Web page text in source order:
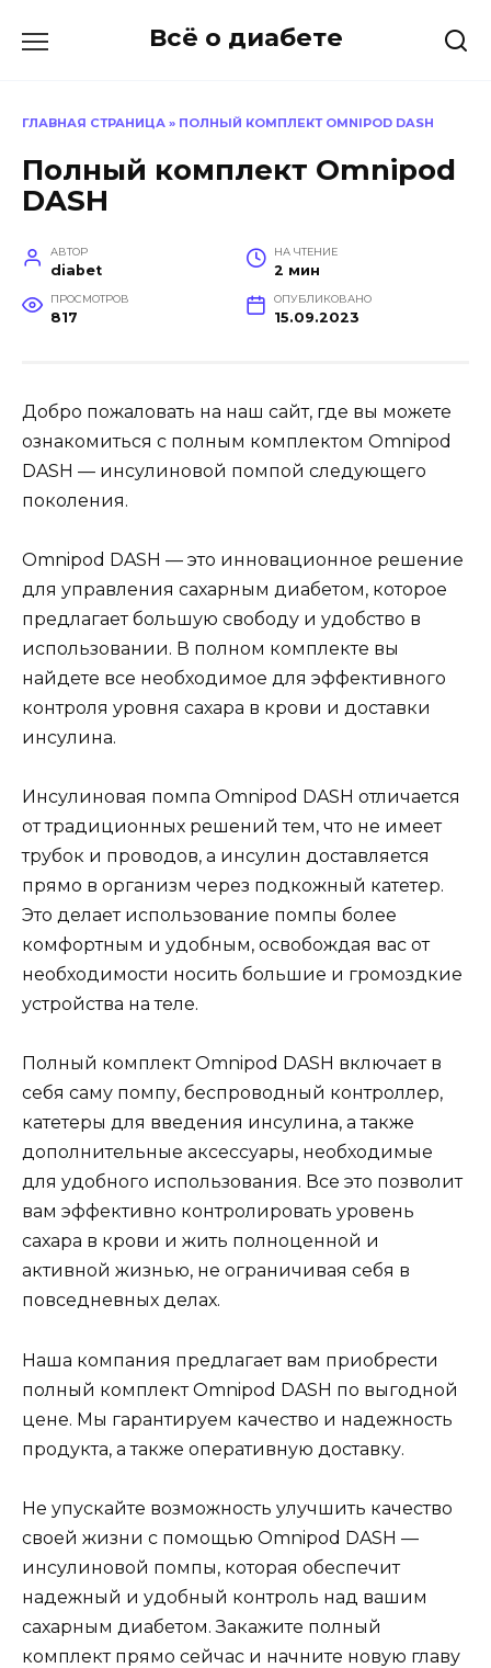
Всё о диабете
ГЛАВНАЯ СТРАНИЦА » ПОЛНЫЙ КОМПЛЕКТ OMNIPOD DASH
Полный комплект Omnipod
DASH
АВТОР
diabet
НА ЧТЕНИЕ
2 мин
ПРОСМОТРОВ
817
ОПУБЛИКОВАНО
15.09.2023
Добро пожаловать на наш сайт, где вы можете
ознакомиться с полным комплектом Omnipod
DASH — инсулиновой помпой следующего
поколения.
Omnipod DASH — это инновационное решение
для управления сахарным диабетом, которое
предлагает большую свободу и удобство в
использовании. В полном комплекте вы
найдете все необходимое для эффективного
контроля уровня сахара в крови и доставки
инсулина.
Инсулиновая помпа Omnipod DASH отличается
от традиционных решений тем, что не имеет
трубок и проводов, а инсулин доставляется
прямо в организм через подкожный катетер.
Это делает использование помпы более
комфортным и удобным, освобождая вас от
необходимости носить большие и громоздкие
устройства на теле.
Полный комплект Omnipod DASH включает в
себя саму помпу, беспроводный контроллер,
катетеры для введения инсулина, а также
дополнительные аксессуары, необходимые
для удобного использования. Все это позволит
вам эффективно контролировать уровень
сахара в крови и жить полноценной и
активной жизнью, не ограничивая себя в
повседневных делах.
Наша компания предлагает вам приобрести
полный комплект Omnipod DASH по выгодной
цене. Мы гарантируем качество и надежность
продукта, а также оперативную доставку.
Не упускайте возможность улучшить качество
своей жизни с помощью Omnipod DASH —
инсулиновой помпы, которая обеспечит
надежный и удобный контроль над вашим
сахарным диабетом. Закажите полный
комплект прямо сейчас и начните новую главу